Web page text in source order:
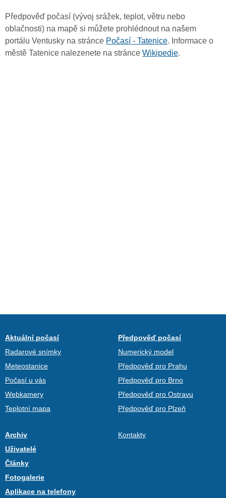
Předpověď počasí (vývoj srážek, teplot, větru nebo
oblačnosti) na mapě si můžete prohlédnout na našem
portálu Ventusky na stránce Počasí - Tatenice. Informace o
městě Tatenice nalezenete na stránce Wikipedie.
Aktuální počasí
Radarové snímky
Meteostanice
Počasí u vás
Webkamery
Teplotní mapa
Předpověď počasí
Numerický model
Předpověď pro Prahu
Předpověď pro Brno
Předpověď pro Ostravu
Předpověď pro Plzeň
Archiv
Uživatelé
Články
Fotogalerie
Aplikace na telefony
Kontakty